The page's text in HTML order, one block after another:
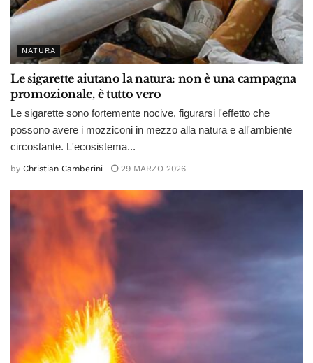
NATURA
Le sigarette aiutano la natura: non è una campagna
promozionale, è tutto vero
Le sigarette sono fortemente nocive, figurarsi l'effetto che
possono avere i mozziconi in mezzo alla natura e all'ambiente
circostante. L'ecosistema...
by Christian Camberini 29 MARZO 2026